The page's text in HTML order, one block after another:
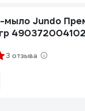
мыло Jundo
3 отзыва